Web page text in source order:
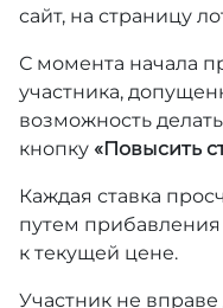
сайт, на страницу
С момента начала
участника,
возможность
кнопку «Повысить
Каждая ставка
путем прибавления
к текущей цене.
Участник не вправе